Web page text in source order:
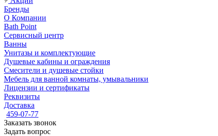
Бренды
О Компании
Bath Point
Сервисный центр
Ванны
Унитазы и комплектующие
Душевые кабины и ограждения
Смесители и душевые стойки
Мебель для ванной комнаты, умывальники
Лицензии и сертификаты
Реквизиты
Доставка
459-07-77
Заказать звонок
Задать вопрос